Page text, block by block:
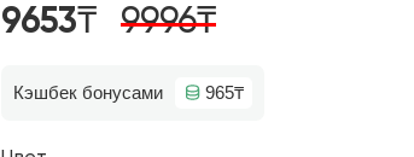
9653₸ 9996₸
Кэшбек бонусами 965₸